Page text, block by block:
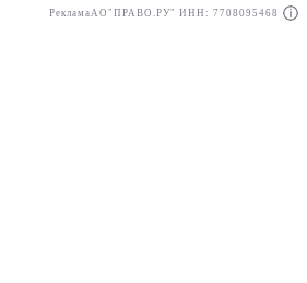
Реклама АО"ПРАВО.РУ" ИНН: 7708095468